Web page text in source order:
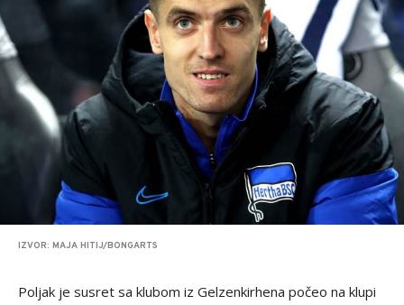
IZVOR: MAJA HITIJ/BONGARTS
Poljak je susret sa klubom iz Gelzenkirhena počeo na klupi